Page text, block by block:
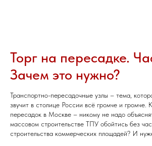
Торг на пересадке.
Зачем это нужно?
Транспортно-пересадочные узлы – тема,
звучит в столице России всё громче и громче.
пересадок в Москве – никому не надо
массовом строительстве ТПУ обойтись без
строительства коммерческих площадей? И